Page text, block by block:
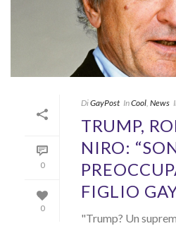
0
0
DiGayPost InCool, News
TRUMP,
NIRO:
FIGLIO
"Trump? Un